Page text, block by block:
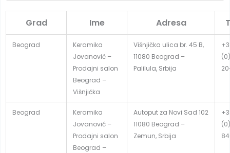
Grad Ime Adresa
Beograd
Keramika
Jovanović –
Prodajni salon
Beograd –
Višnjička
Višnjička ulica br. 45 B,
11080 Beograd –
Palilula, Srbija
Beograd
Keramika
Jovanović –
Prodajni salon
Beograd –
Autoput za Novi Sad 102
11080 Beograd –
Zemun, Srbija